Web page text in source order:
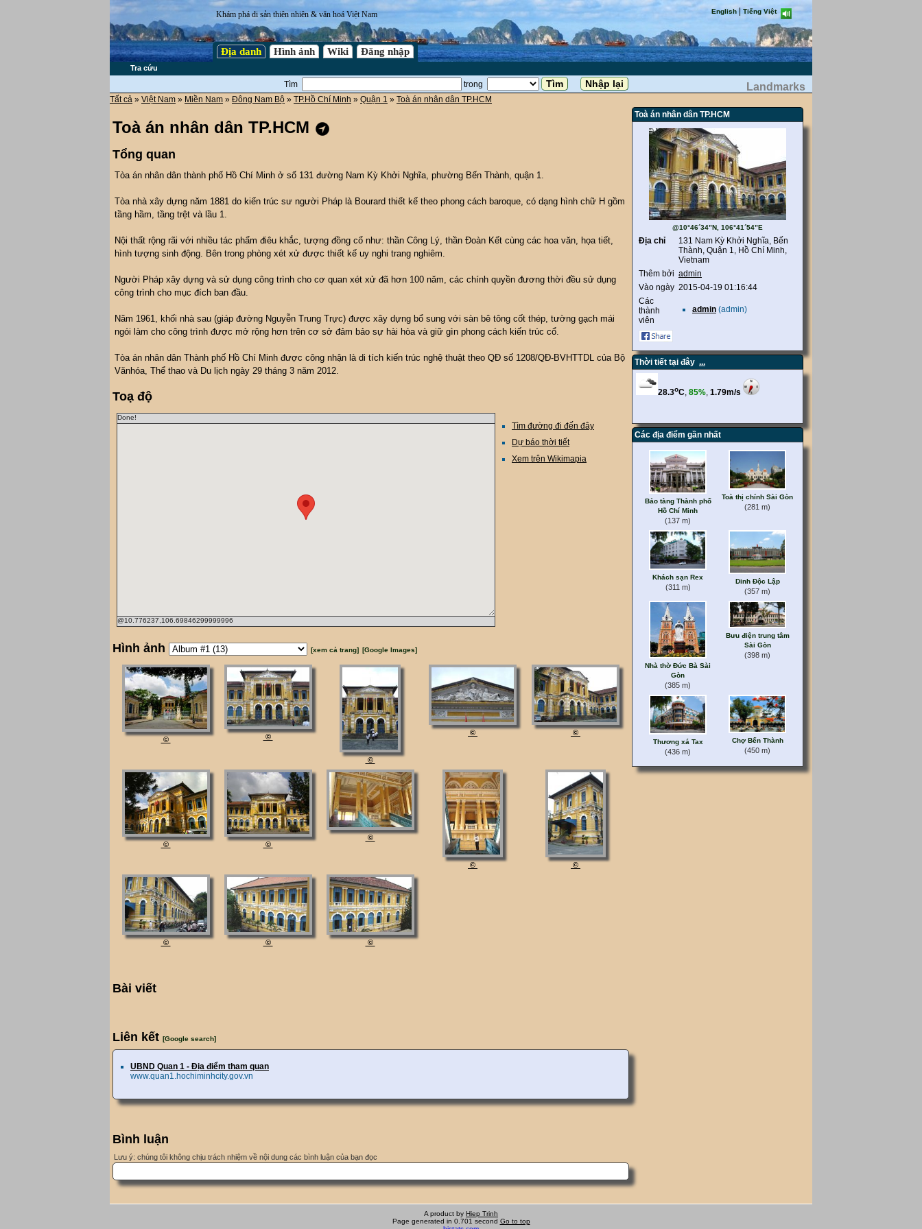
Khám phá di sản thiên nhiên & văn hoá Việt Nam English| Tiếng Việt
Địa danh Hình ảnh Wiki Đăng nhập
Tra cứu
Tìm trong Landmarks
Tất cả » Việt Nam » Miền Nam » Đông Nam Bộ » TP.Hồ Chí Minh » Quận 1 » Toà án nhân dân TP.HCM
Toà án nhân dân TP.HCM
Tổng quan
Tòa án nhân dân thành phố Hồ Chí Minh ở số 131 đường Nam Kỳ Khởi Nghĩa, phường Bến Thành, quận 1.
Tòa nhà xây dựng năm 1881 do kiến trúc sư người Pháp là Bourard thiết kế theo phong cách baroque, có dạng hình chữ H gồm
tầng hầm, tầng trệt và lầu 1.
Nội thất rộng rãi với nhiều tác phẩm điêu khắc, tượng đồng cổ như: thần Công Lý, thần Đoàn Kết cùng các hoa văn, họa tiết,
hình tượng sinh động. Bên trong phòng xét xử được thiết kế uy nghi trang nghiêm.
Người Pháp xây dựng và sử dụng công trình cho cơ quan xét xử đã hơn 100 năm, các chính quyền đương thời đều sử dụng
công trình cho mục đích ban đầu.
Năm 1961, khối nhà sau (giáp đường Nguyễn Trung Trực) được xây dựng bổ sung với sàn bê tông cốt thép, tường gạch mái
ngói làm cho công trình được mở rộng hơn trên cơ sở đảm bảo sự hài hòa và giữ gìn phong cách kiến trúc cổ.
Tòa án nhân dân Thành phố Hồ Chí Minh được công nhận là di tích kiến trúc nghệ thuật theo QĐ số 1208/QĐ-BVHTTDL của Bộ
Vănhóa, Thể thao và Du lịch ngày 29 tháng 3 năm 2012.
Toạ độ
Done!
@10.776237,106.69846299999996
Tìm đường đi đến đây
Dự báo thời tiết
Xem trên Wikimapia
Hình ảnh [xem cả trang] [Google Images]
© ©
©
© ©
© ©
©
© ©
© © ©
Bài viết
Liên kết [Google search]
UBND Quan 1 - Địa điểm tham quan
www.quan1.hochiminhcity.gov.vn
Bình luận
Lưu ý: chúng tôi không chịu trách nhiệm về nội dung các bình luận của bạn đọc
Toà án nhân dân TP.HCM
@10°46´34”N, 106°41´54”E
Địa chỉ
131 Nam Kỳ Khởi Nghĩa, Bến
Thành, Quận 1, Hồ Chí Minh,
Vietnam
Thêm bởi admin
Vào ngày 2015-04-19 01:16:44
Các
thành
viên
admin (admin)
Thời tiết tại đây ...
Các địa điểm gần nhất
Bảo tàng Thành phố
Hồ Chí Minh
(137 m)
Toà thị chính Sài Gòn
(281 m)
Khách sạn Rex
(311 m)
Dinh Độc Lập
(357 m)
Nhà thờ Đức Bà Sài
Gòn
(385 m)
Bưu điện trung tâm
Sài Gòn
(398 m)
Thương xá Tax
(436 m)
Chợ Bến Thành
(450 m)
A product by Hiep Trinh
Page generated in 0.701 second Go to top